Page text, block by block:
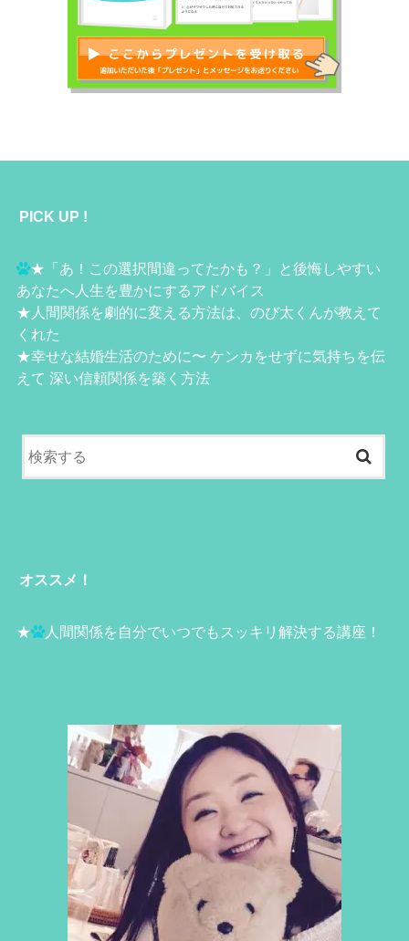
PICK UP !
★ 「あ！この選択間違ってたかも？」と後悔しやすい
あなたへ人生を豊かにするアドバイス
★ 人間関係を劇的に変える方法は、のび太くんが教えて
くれた
★幸せな結婚生活のために〜 ケンカをせずに気持ちを伝
えて 深い信頼関係を築く方法
オススメ！
★ 人間関係を自分でいつでもスッキリ解決する講座！